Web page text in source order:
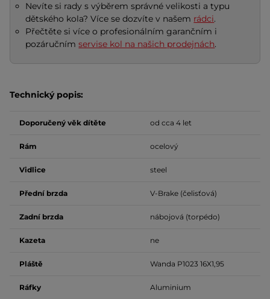
Nevíte si rady s výběrem správné velikosti a typu
dětského kola? Více se dozvíte v našem rádci.
Přečtěte si více o profesionálním garančním i
pozáručnímservise kol na našich prodejnách.
Technický popis:
Doporučený věk dítěte od cca 4 let
Rám ocelový
Vidlice steel
Přední brzda V-Brake (čelisťová)
Zadní brzda nábojová (torpédo)
Kazeta ne
Pláště Wanda P1023 16X1,95
Ráfky Aluminium